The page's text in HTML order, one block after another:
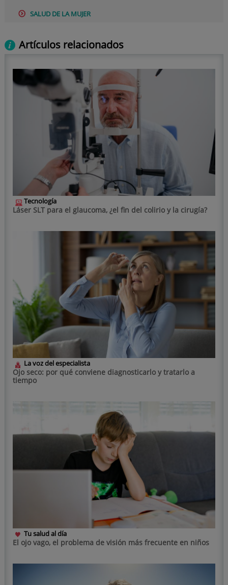
SALUD DE LA MUJER
Artículos relacionados
Tecnología
Láser SLT para el glaucoma, ¿el fin del colirio y la cirugía?
La voz del especialista
Ojo seco: por qué conviene diagnosticarlo y tratarlo a
tiempo
Tu salud al día
El ojo vago, el problema de visión más frecuente en niños